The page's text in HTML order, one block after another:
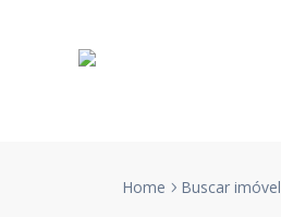
Home Buscar imóvel